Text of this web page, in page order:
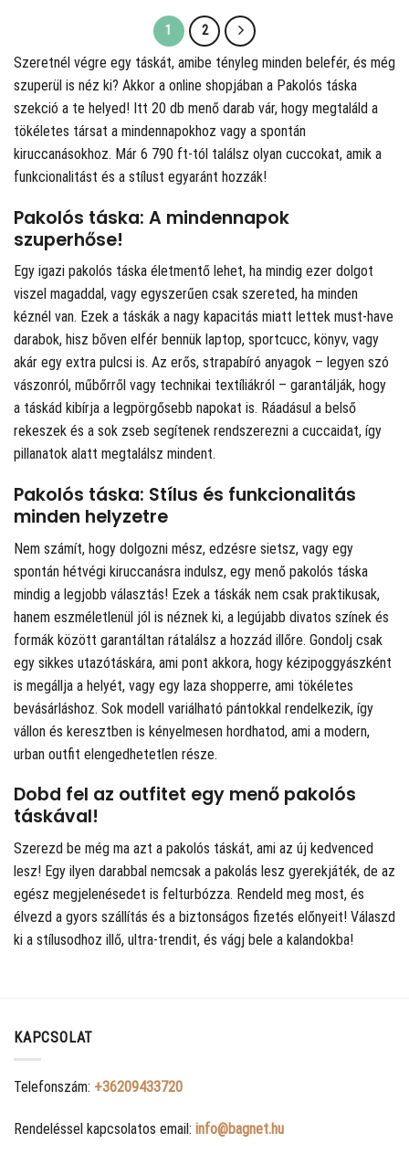
1 2
Szeretnél végre egy táskát, amibe tényleg minden belefér, és még
szuperül is néz ki? Akkor a online shopjában a Pakolós táska
szekció a te helyed! Itt 20 db menő darab vár, hogy megtaláld a
tökéletes társat a mindennapokhoz vagy a spontán
kiruccanásokhoz. Már 6 790 ft-tól találsz olyan cuccokat, amik a
funkcionalitást és a stílust egyaránt hozzák!
Pakolós táska: A mindennapok
szuperhőse!
Egy igazi pakolós táska életmentő lehet, ha mindig ezer dolgot
viszel magaddal, vagy egyszerűen csak szereted, ha minden
kéznél van. Ezek a táskák a nagy kapacitás miatt lettek must-have
darabok, hisz bőven elfér bennük laptop, sportcucc, könyv, vagy
akár egy extra pulcsi is. Az erős, strapabíró anyagok – legyen szó
vászonról, műbőrről vagy technikai textíliákról – garantálják, hogy
a táskád kibírja a legpörgősebb napokat is. Ráadásul a belső
rekeszek és a sok zseb segítenek rendszerezni a cuccaidat, így
pillanatok alatt megtalálsz mindent.
Pakolós táska: Stílus és funkcionalitás
minden helyzetre
Nem számít, hogy dolgozni mész, edzésre sietsz, vagy egy
spontán hétvégi kiruccanásra indulsz, egy menő pakolós táska
mindig a legjobb választás! Ezek a táskák nem csak praktikusak,
hanem eszméletlenül jól is néznek ki, a legújabb divatos színek és
formák között garantáltan rátalálsz a hozzád illőre. Gondolj csak
egy sikkes utazótáskára, ami pont akkora, hogy kézipoggyászként
is megállja a helyét, vagy egy laza shopperre, ami tökéletes
bevásárláshoz. Sok modell variálható pántokkal rendelkezik, így
vállon és keresztben is kényelmesen hordhatod, ami a modern,
urban outfit elengedhetetlen része.
Dobd fel az outfitet egy menő pakolós
táskával!
Szerezd be még ma azt a pakolós táskát, ami az új kedvenced
lesz! Egy ilyen darabbal nemcsak a pakolás lesz gyerekjáték, de az
egész megjelenésedet is felturbózza. Rendeld meg most, és
élvezd a gyors szállítás és a biztonságos fizetés előnyeit! Válaszd
ki a stílusodhoz illő, ultra-trendit, és vágj bele a kalandokba!
KAPCSOLAT
Telefonszám: +36209433720
Rendeléssel kapcsolatos email: info@bagnet.hu